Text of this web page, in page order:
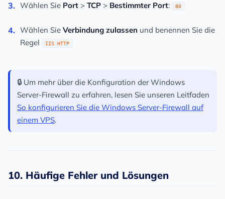
Wählen Sie Port > TCP > Bestimmter Port: 80
Wählen Sie Verbindung zulassen und benennen Sie die
Regel
IIS HTTP
🔒 Um mehr über die Konfiguration der Windows
Server-Firewall zu erfahren, lesen Sie unseren Leitfaden
So konfigurieren Sie die Windows Server-Firewall auf
einem VPS.
10. Häufige Fehler und Lösungen